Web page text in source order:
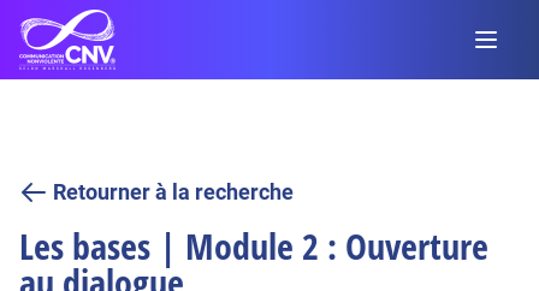
Retourner à la recherche
Les bases | Module 2 : Ouverture